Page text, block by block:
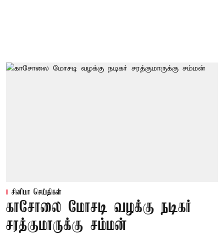
சினிமா செய்திகள்
காசோலை மோசடி வழக்கு நடிகர்
சரத்குமாருக்கு சம்மன்